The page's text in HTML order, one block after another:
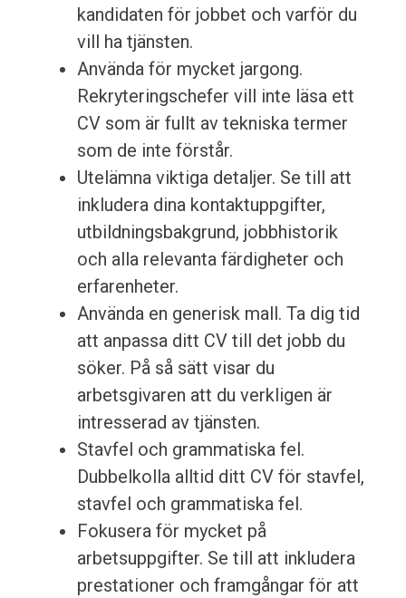
kandidaten för jobbet och varför du
vill ha tjänsten.
Använda för mycket jargong.
Rekryteringschefer vill inte läsa ett
CV som är fullt av tekniska termer
som de inte förstår.
Utelämna viktiga detaljer. Se till att
inkludera dina kontaktuppgifter,
utbildningsbakgrund, jobbhistorik
och alla relevanta färdigheter och
erfarenheter.
Använda en generisk mall. Ta dig tid
att anpassa ditt CV till det jobb du
söker. På så sätt visar du
arbetsgivaren att du verkligen är
intresserad av tjänsten.
Stavfel och grammatiska fel.
Dubbelkolla alltid ditt CV för stavfel,
stavfel och grammatiska fel.
Fokusera för mycket på
arbetsuppgifter. Se till att inkludera
prestationer och framgångar för att